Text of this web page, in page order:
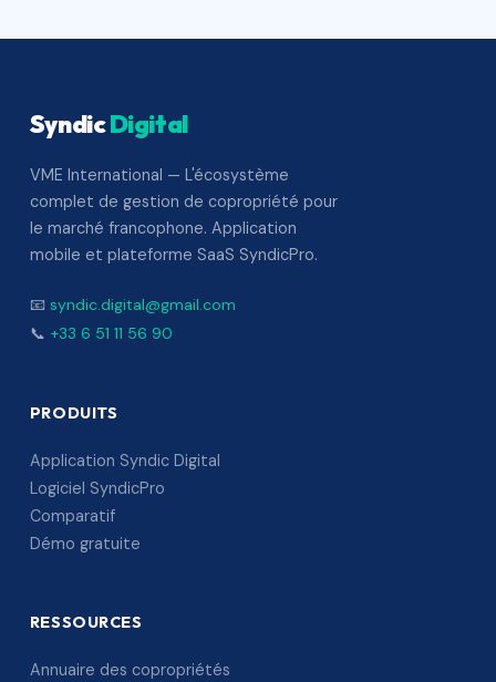
SyndicDigital
VME International — L'écosystème
complet de gestion de copropriété pour
le marché francophone. Application
mobile et plateforme SaaS SyndicPro.
📧 syndic.digital@gmail.com
📞 +33 6 51 11 56 90
PRODUITS
Application Syndic Digital
Logiciel SyndicPro
Comparatif
Démo gratuite
RESSOURCES
Annuaire des copropriétés